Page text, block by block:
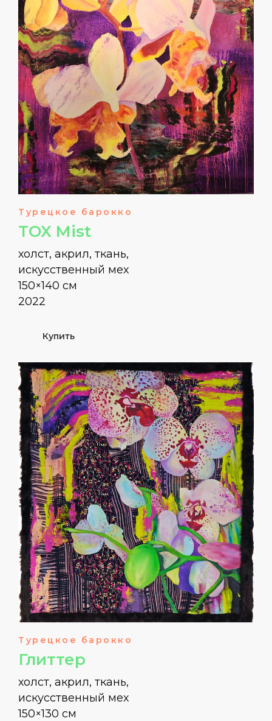
Турецкое барокко
TOX Mist
холст, акрил, ткань,
искусственный мех
150×140 см
2022
Купить
Турецкое барокко
Глиттер
холст, акрил, ткань,
искусственный мех
150×130 см